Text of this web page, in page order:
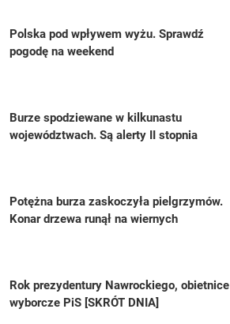
Polska pod wpływem wyżu. Sprawdź
pogodę na weekend
Burze spodziewane w kilkunastu
województwach. Są alerty II stopnia
Potężna burza zaskoczyła pielgrzymów.
Konar drzewa runął na wiernych
Rok prezydentury Nawrockiego, obietnice
wyborcze PiS [SKRÓT DNIA]